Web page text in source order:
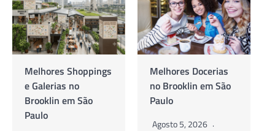
Melhores Docerias
no Brooklin em São
Paulo
As Melhores
Cafeterias no
Brooklin em São